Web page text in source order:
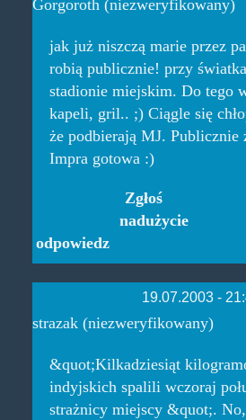
Gorgoroth (niezweryfikowany)
jak już niszczą marie przez
robią publicznie! przy
stadionie miejskim. Do tego
kapeli, gril.. ;) Ciągle się
że podbierają MJ. Publicznie
Impra gotowa :)
odpowiedz
Zgłoś
nadużycie
19.07.2003 -
strazak (niezweryfikowany)
&quot;Kilkadziesiąt
indyjskich spalili wczoraj
strażnicy miejscy &quot;.